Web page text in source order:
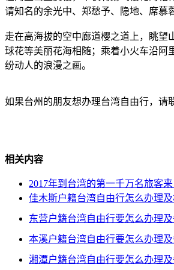
请知名的余光中、郑愁予、隐地、席慕
走在高海拔的空中廊道樱之道上，眺望
球花等美丽花海相随；乘着小火车沿阿
纷动人的浪漫之画。
如果台州的朋友想办理台湾自由行，请
相关内容
2017年到台湾的第一千万名旅客
佳木斯户籍台湾自由行怎么办理
东营户籍台湾自由行要怎么办理
本溪户籍台湾自由行要怎么办理
湘潭户籍台湾自由行要怎么办理